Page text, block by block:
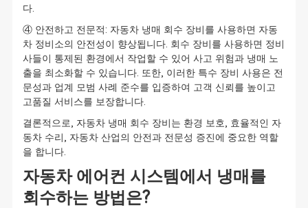
다.
④ 안전하고 전문적: 자동차 냉매 회수 장비를 사용하면 자동
차 정비소의 안전성이 향상됩니다. 회수 장비를 사용하면 정비
사들이 통제된 환경에서 작업할 수 있어 사고 위험과 냉매 노
출을 최소화할 수 있습니다. 또한, 이러한 특수 장비 사용은 전
문성과 업계 모범 사례 준수를 입증하여 고객 신뢰를 높이고
고품질 서비스를 보장합니다.
결론적으로, 자동차 냉매 회수 장비는 환경 보호, 효율적인 자
동차 수리, 자동차 산업의 안전과 전문성 증진에 중요한 역할
을 합니다.
자동차 에어컨 시스템에서 냉매를
회수하는 방법은?